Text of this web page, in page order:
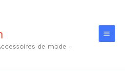
de mode -